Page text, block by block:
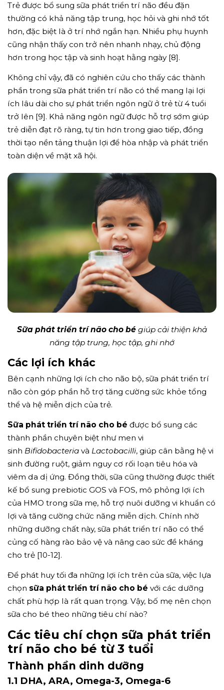
Trẻ được bổ sung sữa phát triển trí não đều đặn
thường có khả năng tập trung, học hỏi và ghi nhớ tốt
hơn, đặc biệt là ở trí nhớ ngắn hạn. Nhiều phụ huynh
cũng nhận thấy con trở nên nhanh nhạy, chủ động
hơn trong học tập và sinh hoạt hằng ngày [8].
Không chỉ vậy, đã có nghiên cứu cho thấy các thành
phần trong sữa phát triển trí não có thể mang lại lợi
ích lâu dài cho sự phát triển ngôn ngữ ở trẻ từ 4 tuổi
trở lên [9]. Khả năng ngôn ngữ được hỗ trợ sớm giúp
trẻ diễn đạt rõ ràng, tự tin hơn trong giao tiếp, đồng
thời tạo nền tảng thuận lợi để hòa nhập và phát triển
toàn diện về mặt xã hội.
Sữa phát triển trí não cho bé giúp cải thiện khả
năng tập trung, học tập, ghi nhớ
Các lợi ích khác
Bên cạnh những lợi ích cho não bộ, sữa phát triển trí
não còn góp phần hỗ trợ tăng cường sức khỏe tổng
thể và hệ miễn dịch của trẻ.
Sữa phát triển trí não cho bé được bổ sung các
thành phần chuyên biệt như men vi
sinh Bifidobacteria và Lactobacilli, giúp cân bằng hệ vi
sinh đường ruột, giảm nguy cơ rối loạn tiêu hóa và
viêm da dị ứng. Đồng thời, sữa cũng thường được thiết
kế bổ sung prebiotic GOS và FOS, mô phỏng lợi ích
của HMO trong sữa mẹ, hỗ trợ nuôi dưỡng vi khuẩn có
lợi và tăng cường chức năng miễn dịch. Chính nhờ
những dưỡng chất này, sữa phát triển trí não có thể
củng cố hàng rào bảo vệ và nâng cao sức đề kháng
cho trẻ [10-12].
Để phát huy tối đa những lợi ích trên của sữa, việc lựa
chọn sữa phát triển trí não cho bé với các dưỡng
chất phù hợp là rất quan trọng. Vậy, bố mẹ nên chọn
sữa cho bé theo những tiêu chí nào?
Các tiêu chí chọn sữa phát triển
trí não cho bé từ 3 tuổi
Thành phần dinh dưỡng
1.1 DHA, ARA, Omega-3, Omega-6